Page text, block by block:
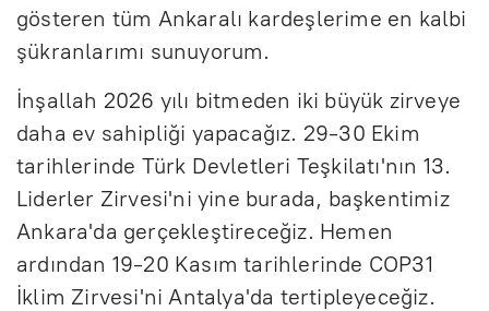
gösteren tüm Ankaralı kardeşlerime en kalbi
şükranlarımı sunuyorum.
İnşallah 2026 yılı bitmeden iki büyük zirveye
daha ev sahipliği yapacağız. 29-30 Ekim
tarihlerinde Türk Devletleri Teşkilatı'nın 13.
Liderler Zirvesi'ni yine burada, başkentimiz
Ankara'da gerçekleştireceğiz. Hemen
ardından 19-20 Kasım tarihlerinde COP31
İklim Zirvesi'ni Antalya'da tertipleyeceğiz.